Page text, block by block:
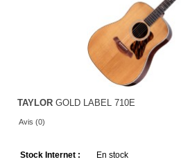
TAYLOR GOLD LABEL 710E
Avis (0)
Stock Internet :
En stock